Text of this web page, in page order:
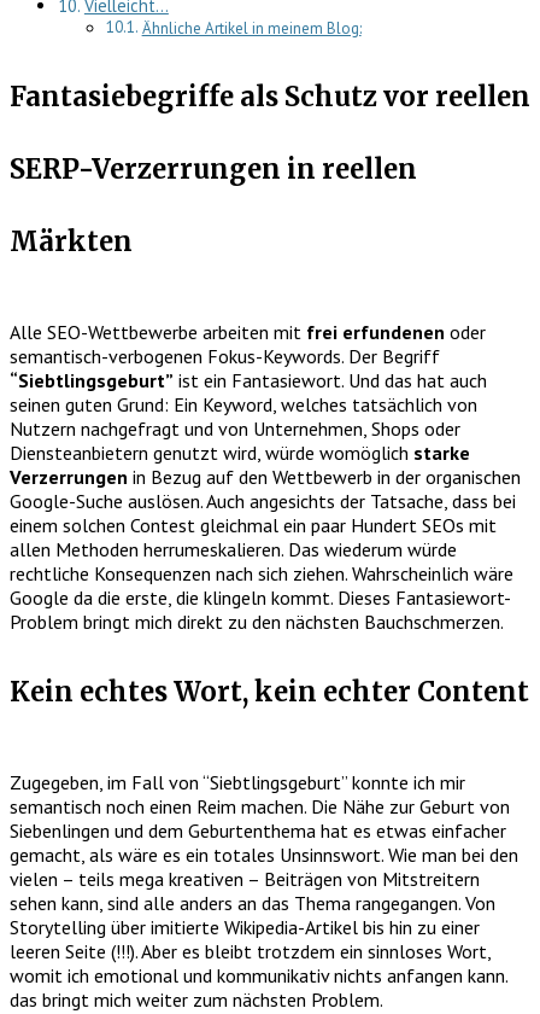
Vielleicht…
Ähnliche Artikel in meinem Blog:
Fantasiebegriffe als Schutz vor reellen
SERP-Verzerrungen in reellen
Märkten
Alle SEO-Wettbewerbe arbeiten mit frei erfundenen oder
semantisch-verbogenen Fokus-Keywords. Der Begriff
“Siebtlingsgeburt” ist ein Fantasiewort. Und das hat auch
seinen guten Grund: Ein Keyword, welches tatsächlich von
Nutzern nachgefragt und von Unternehmen, Shops oder
Diensteanbietern genutzt wird, würde womöglich starke
Verzerrungen in Bezug auf den Wettbewerb in der organischen
Google-Suche auslösen. Auch angesichts der Tatsache, dass bei
einem solchen Contest gleichmal ein paar Hundert SEOs mit
allen Methoden herrumeskalieren. Das wiederum würde
rechtliche Konsequenzen nach sich ziehen. Wahrscheinlich wäre
Google da die erste, die klingeln kommt. Dieses Fantasiewort-
Problem bringt mich direkt zu den nächsten Bauchschmerzen.
Kein echtes Wort, kein echter Content
Zugegeben, im Fall von “Siebtlingsgeburt” konnte ich mir
semantisch noch einen Reim machen. Die Nähe zur Geburt von
Siebenlingen und dem Geburtenthema hat es etwas einfacher
gemacht, als wäre es ein totales Unsinnswort. Wie man bei den
vielen – teils mega kreativen – Beiträgen von Mitstreitern
sehen kann, sind alle anders an das Thema rangegangen. Von
Storytelling über imitierte Wikipedia-Artikel bis hin zu einer
leeren Seite (!!!). Aber es bleibt trotzdem ein sinnloses Wort,
womit ich emotional und kommunikativ nichts anfangen kann.
das bringt mich weiter zum nächsten Problem.